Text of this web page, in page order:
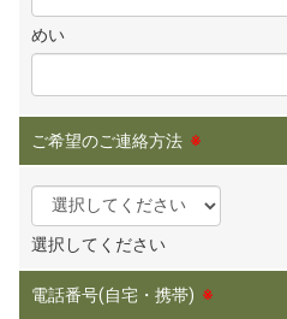
めい
ご希望のご連絡方法 ※
選択してください
電話番号(自宅・携帯) ※